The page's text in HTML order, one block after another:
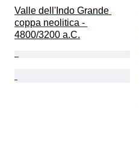
Valle dell'Indo Grande
coppa neolitica -
4800/3200 a.C.